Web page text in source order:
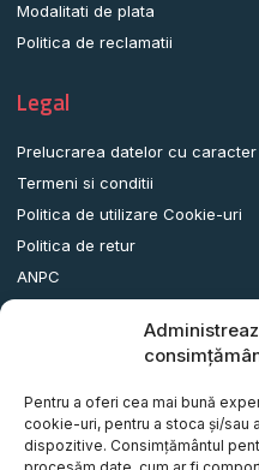
Pentru a oferi cea mai bună
cookie-uri, pentru a stoca și/sau
dispozitive. Consimțământul
Modalitati de plata
Politica de reclamatii
Legal
Prelucrarea datelor cu
Termeni si conditii
Politica de utilizare Cookie-uri
Politica de retur
ANPC
info@remorci-platforme.ro
0786.720.706